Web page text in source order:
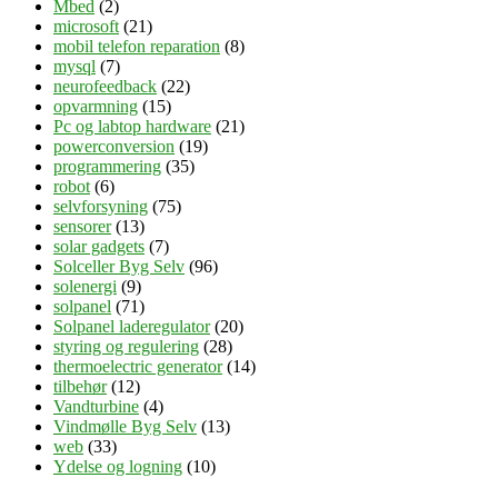
Mbed (2)
microsoft(21)
mobil telefon reparation (8)
mysql (7)
neurofeedback (22)
opvarmning (15)
Pc og labtop hardware (21)
powerconversion (19)
programmering (35)
robot(6)
selvforsyning (75)
sensorer(13)
solar gadgets (7)
Solceller Byg Selv (96)
solenergi (9)
solpanel (71)
Solpanel laderegulator(20)
styring og regulering (28)
thermoelectric generator(14)
tilbehør(12)
Vandturbine (4)
Vindmølle Byg Selv (13)
web (33)
Ydelse og logning (10)